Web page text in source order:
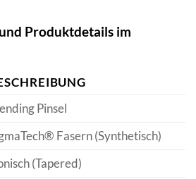
Produktdetails im
Pinsel
Fasern (Synthetisch)
(Tapered)